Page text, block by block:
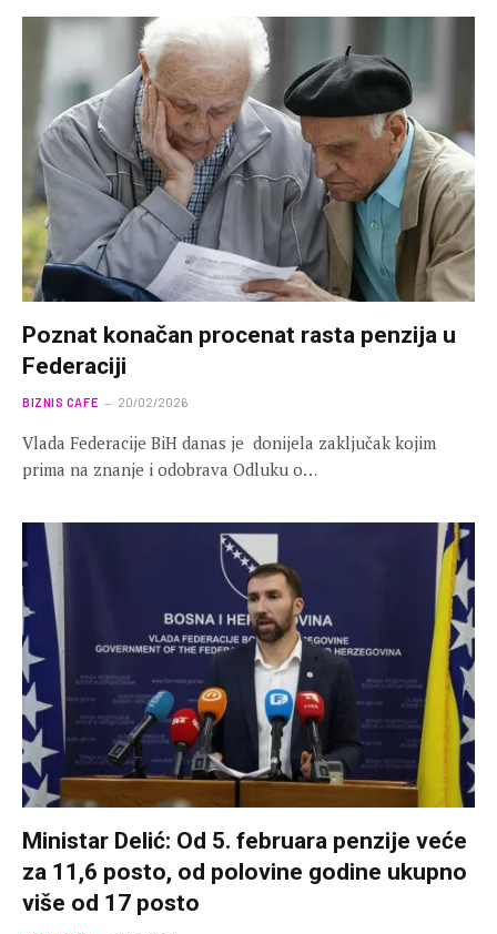
Poznat konačan procenat rasta penzija u
Federaciji
BIZNIS CAFE 20/02/2026
Vlada Federacije BiH danas je donijela zaključak kojim
prima na znanje i odobrava Odluku o…
Ministar Delić: Od 5. februara penzije veće
za 11,6 posto, od polovine godine ukupno
više od 17 posto